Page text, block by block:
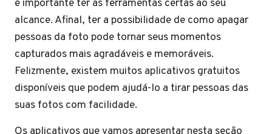
é importante ter as ferramentas certas ao seu
alcance. Afinal, ter a possibilidade de como apagar
pessoas da foto pode tornar seus momentos
capturados mais agradáveis e memoráveis.
Felizmente, existem muitos aplicativos gratuitos
disponíveis que podem ajudá-lo a tirar pessoas das
suas fotos com facilidade.